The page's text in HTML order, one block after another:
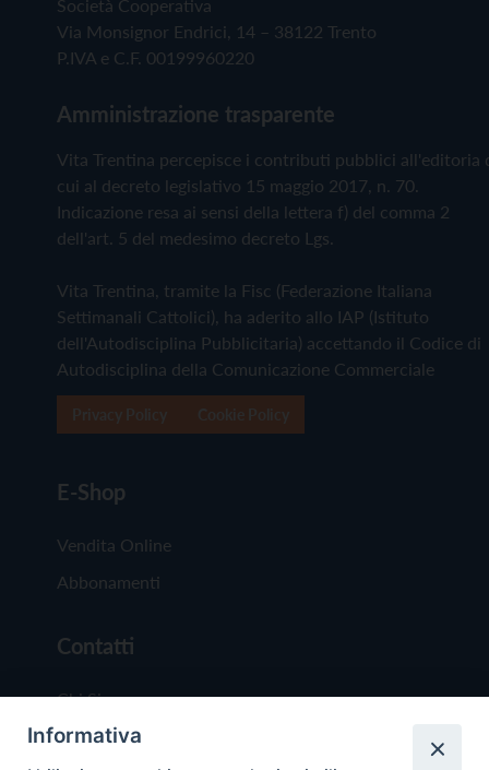
Società Cooperativa
Via Monsignor Endrici, 14 – 38122 Trento
P.IVA e C.F. 00199960220
Amministrazione trasparente
Vita Trentina percepisce i contributi pubblici all'editoria
cui al decreto legislativo 15 maggio 2017, n. 70.
Indicazione resa ai sensi della lettera f) del comma 2
dell'art. 5 del medesimo decreto Lgs.
Vita Trentina, tramite la Fisc (Federazione Italiana
Settimanali Cattolici), ha aderito allo IAP (Istituto
dell'Autodisciplina Pubblicitaria) accettando il Codice di
Autodisciplina della Comunicazione Commerciale
E-Shop
Vendita Online
Abbonamenti
Contatti
Chi Siamo
Redazione
Informativa